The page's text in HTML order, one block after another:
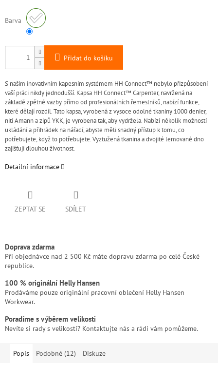
Barva
Přidat do košíku
S naším inovativním kapesním systémem HH Connect™ nebylo přizpůsobení
vaší práci nikdy jednodušší. Kapsa HH Connect™ Carpenter, navržená na
základě zpětné vazby přímo od profesionálních řemeslníků, nabízí funkce,
které dělají rozdíl. Tato kapsa, vyrobená z vysoce odolné tkaniny 1000 denier,
nití Amann a zipů YKK, je vyrobena tak, aby vydržela. Nabízí několik možností
ukládání a přihrádek na nářadí, abyste měli snadný přístup k tomu, co
potřebujete, když to potřebujete. Vyztužená tkanina a dvojité lemované dno
zajišťují dlouhou životnost.
Detailní informace
ZEPTAT SE SDÍLET
Doprava zdarma
Při objednávce nad 2 500 Kč máte dopravu zdarma po celé České
republice.
100 % originální Helly Hansen
Prodáváme pouze originální pracovní oblečení Helly Hansen
Workwear.
Poradíme s výběrem velikosti
Nevíte si rady s velikostí? Kontaktujte nás a rádi vám pomůžeme.
Popis Podobné (12) Diskuze